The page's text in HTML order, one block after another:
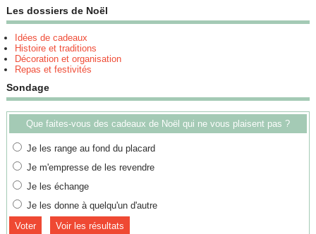
Les dossiers de Noël
Idées de cadeaux
Histoire et traditions
Décoration et organisation
Repas et festivités
Sondage
Que faites-vous des cadeaux de Noël qui ne vous plaisent pas ?
Je les range au fond du placard
Je m'empresse de les revendre
Je les échange
Je les donne à quelqu'un d'autre
Voir les résultats